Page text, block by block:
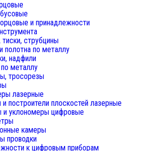
и принадлежности
тиски, струбцины
полотна по металлу
надфили
металлу
тросорезы
лазерные
построители плоскостей лазерные
и уклономеры цифровые
камеры
проводки
к цифровым приборам